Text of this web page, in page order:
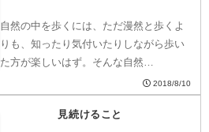
自然の中を歩くには、ただ漫然と歩くよ
りも、知ったり気付いたりしながら歩い
た方が楽しいはず。そんな自然…
2018/8/10
見続けること